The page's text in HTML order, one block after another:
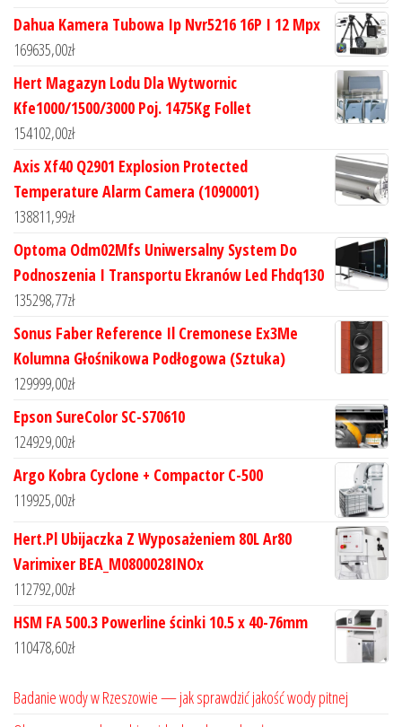
Dahua Kamera Tubowa Ip Nvr5216 16P I 12 Mpx
169635,00zł
Hert Magazyn Lodu Dla Wytwornic
Kfe1000/1500/3000 Poj. 1475Kg Follet
154102,00zł
Axis Xf40 Q2901 Explosion Protected
Temperature Alarm Camera (1090001)
138811,99zł
Optoma Odm02Mfs Uniwersalny System Do
Podnoszenia I Transportu Ekranów Led Fhdq130
135298,77zł
Sonus Faber Reference Il Cremonese Ex3Me
Kolumna Głośnikowa Podłogowa (Sztuka)
129999,00zł
Epson SureColor SC-S70610
124929,00zł
Argo Kobra Cyclone + Compactor C-500
119925,00zł
Hert.Pl Ubijaczka Z Wyposażeniem 80L Ar80
Varimixer BEA_M0800028INOx
112792,00zł
HSM FA 500.3 Powerline ścinki 10.5 x 40-76mm
110478,60zł
Badanie wody w Rzeszowie — jak sprawdzić jakość wody pitnej